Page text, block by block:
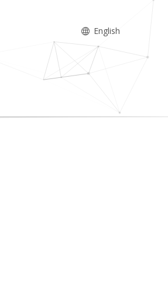
English